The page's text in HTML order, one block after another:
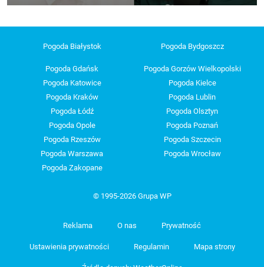
Pogoda Białystok Pogoda Bydgoszcz
Pogoda Gdańsk
Pogoda Gorzów Wielkopolski
Pogoda Katowice
Pogoda Kielce
Pogoda Kraków
Pogoda Lublin
Pogoda Łódź
Pogoda Olsztyn
Pogoda Opole
Pogoda Poznań
Pogoda Rzeszów
Pogoda Szczecin
Pogoda Warszawa
Pogoda Wrocław
Pogoda Zakopane
© 1995-2026 Grupa WP
Reklama O nas Prywatność
Ustawienia prywatności Regulamin Mapa strony